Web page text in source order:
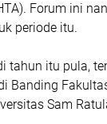
Forum ini
periode itu.
tahun itu pula,
Banding
Sam